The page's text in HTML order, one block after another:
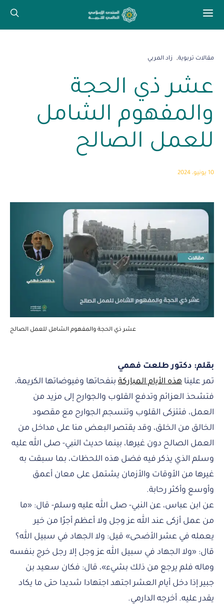
مقالات تربوية زاد المربي
عشر ذي الحجة
والمفهوم الشامل
للعمل الصالح
10 يونيو، 2024
عشر ذي الحجة والمفهوم الشامل للعمل الصالح
بقلم: دكتور طلعت فهمي
تمر علينا هذه الأيام المباركة بنفحاتها وفيوضاتها الكريمة،
فتشحذ العزائم وتدفع القلوب والجوارح إلى مزيد من
العمل، فتتزكى القلوب وتنسجم الجوارح مع مقصود
الخالق من الخلق، وقد يقتصر البعض منا على مداخل من
العمل الصالح دون غيرها، بينما حديث النبي- صلى الله عليه
وسلم الذي يذكر فيه فضل هذه اللحظات، بما سبقت به
غيرها من الأوقات والأزمان يشتمل على معان أعمق
وأوسع وأكثر رحابة.
عن ابن عباس، عن النبي- صلى الله عليه وسلم- قال: «ما
من عمل أزكى عند الله عز وجل ولا أعظم أجرًا من خير
يعمله في عشر الأضحى» قيل: ولا الجهاد في سبيل الله؟
قال: «ولا الجهاد في سبيل الله عز وجل إلا رجل خرج بنفسه
وماله فلم يرجع من ذلك بشيء»، قال: فكان سعيد بن
جبير إذا دخل أيام العشر اجتهد اجتهادا شديدا حتى ما يكاد
يقدر عليه. أخرجه الدارمي.